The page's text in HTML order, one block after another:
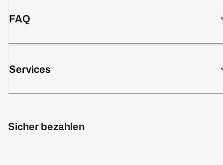
FAQ
Services
Sicher bezahlen